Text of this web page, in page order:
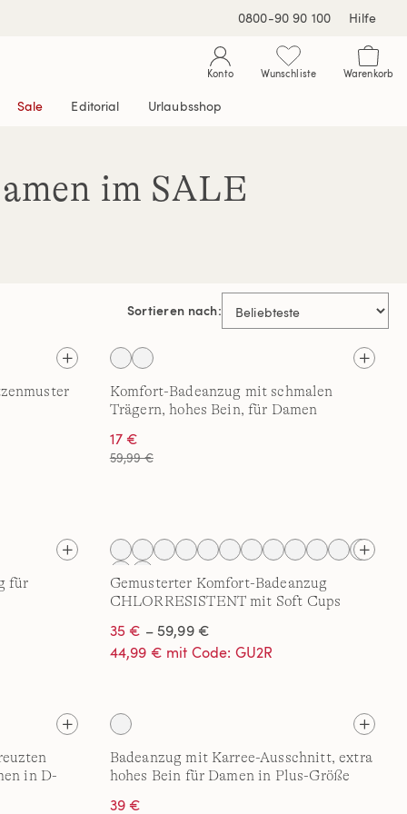
0800-90 90 100 Hilfe
Konto Wunschliste Warenkorb
Sale Editorial Urlaubsshop
im SALE
Sortieren nach:
Komfort-Badeanzug mit schmalen
Trägern, hohes Bein, für Damen
17 €
59,99 €
für
Gemusterter Komfort-Badeanzug
CHLORRESISTENT mit Soft Cups
35 € – 59,99 €
44,99 € mit Code: GU2R
in D-
Badeanzug mit Karree-Ausschnitt, extra
hohes Bein für Damen in Plus-Größe
39 €